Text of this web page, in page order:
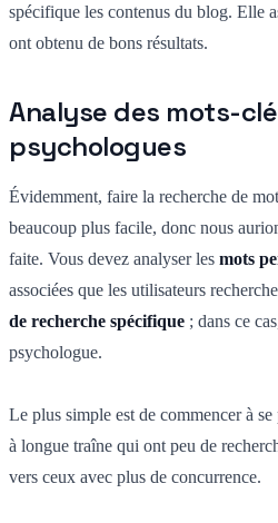
spécifique les contenus du blog. Elle
ont obtenu de bons résultats.
Analyse des mots-
psychologues
Évidemment, faire la recherche de
beaucoup plus facile, donc nous
faite. Vous devez analyser les mots
associées que les utilisateurs
de recherche spécifique ; dans ce
psychologue.
Le plus simple est de commencer à
à longue traîne qui ont peu de
vers ceux avec plus de concurrence.